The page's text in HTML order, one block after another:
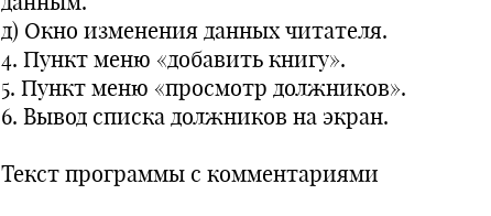
д) Окно изменения данных читателя.
4. Пункт меню «добавить книгу».
5. Пункт меню «просмотр должников».
6. Вывод списка должников на экран.
Текст программы с комментариями